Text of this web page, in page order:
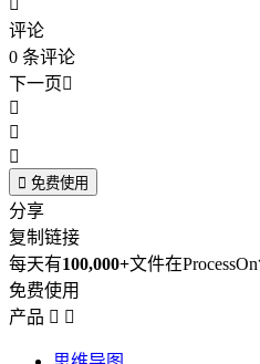
评论
0 条评论
下一页



 免费使用
分享
复制链接
每天有100,000+文件在
免费使用
产品  